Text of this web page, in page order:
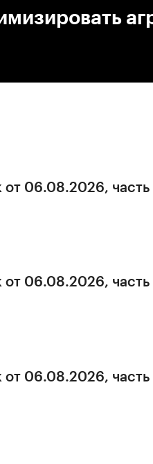
06.08.2026, часть
06.08.2026, часть
06.08.2026, часть